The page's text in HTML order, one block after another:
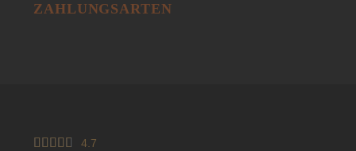
ZAHLUNGSARTEN
    
4.7